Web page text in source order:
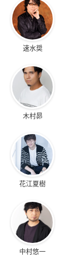
速水奨
木村昴
花江夏樹
中村悠一